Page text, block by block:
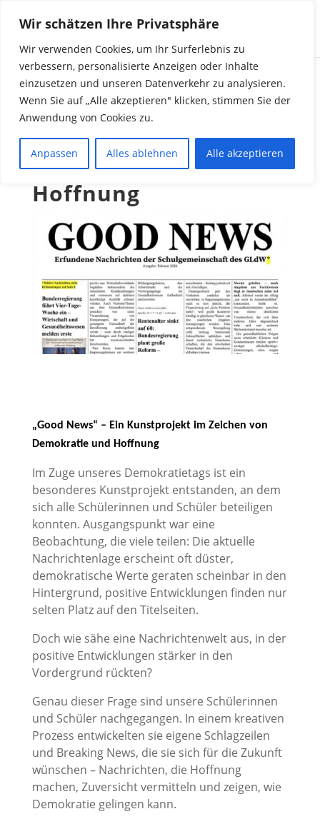
Wir schätzen Ihre Privatsphäre
Wir verwenden Cookies, um Ihr Surferlebnis zu
verbessern, personalisierte Anzeigen oder Inhalte
einzusetzen und unseren Datenverkehr zu analysieren.
Wenn Sie auf „Alle akzeptieren" klicken, stimmen Sie der
Anwendung von Cookies zu.
Anpassen Alles ablehnen Alle akzeptieren
„Good News“ – Ein
Kunstprojekt im
Zeichen von
Demokratie und
Hoffnung
„Good News“ – Ein Kunstprojekt im Zeichen von
Demokratie und Hoffnung
Im Zuge unseres Demokratietags ist ein
besonderes Kunstprojekt entstanden, an dem
sich alle Schülerinnen und Schüler beteiligen
konnten. Ausgangspunkt war eine
Beobachtung, die viele teilen: Die aktuelle
Nachrichtenlage erscheint oft düster,
demokratische Werte geraten scheinbar in den
Hintergrund, positive Entwicklungen finden nur
selten Platz auf den Titelseiten.
Doch wie sähe eine Nachrichtenwelt aus, in der
positive Entwicklungen stärker in den
Vordergrund rückten?
Genau dieser Frage sind unsere Schülerinnen
und Schüler nachgegangen. In einem kreativen
Prozess entwickelten sie eigene Schlagzeilen
und Breaking News, die sie sich für die Zukunft
wünschen – Nachrichten, die Hoffnung
machen, Zuversicht vermitteln und zeigen, wie
Demokratie gelingen kann.